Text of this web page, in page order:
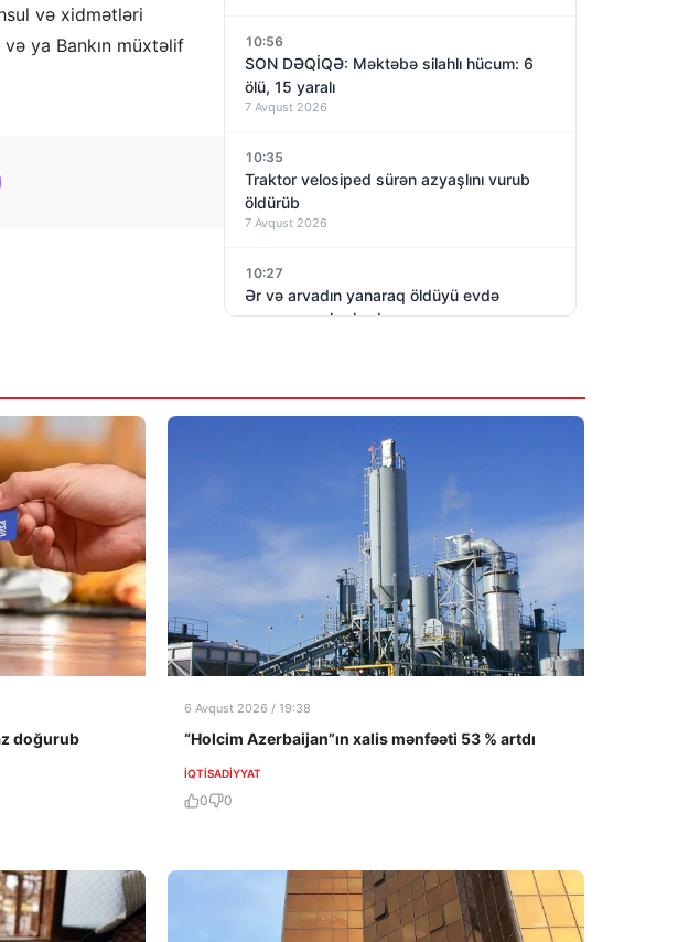
və xidmətləri
ya Bankın müxtəlif
10:56
SON DƏQİQƏ: Məktəbə silahlı hücum: 6
ölü, 15 yaralı
7 Avqust 2026
10:35
Traktor velosiped sürən azyaşlını vurub
öldürüb
7 Avqust 2026
10:27
Ər və arvadın yanaraq öldüyü evdə
yanacaq aşkarlanıb
Müqavilə olmasa da, müəllif qonorarı
ödənilməlidir
doğurub
6 Avqust 2026 / 19:38
“Holcim Azerbaijan”ın xalis mənfəəti 53 % artdı
İQTISADIYYAT
0 0